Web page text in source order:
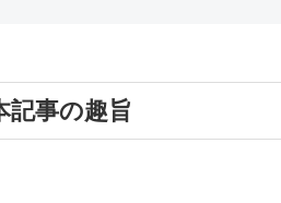
事の趣旨